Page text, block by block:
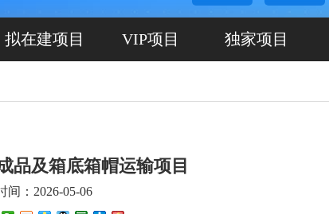
拟在建项目 VIP项目 独家项目
品及箱底箱帽运输项目
间：2026-05-06